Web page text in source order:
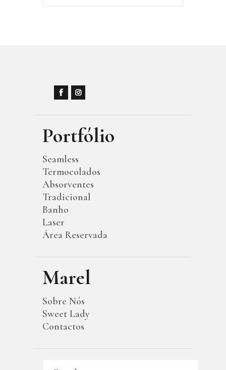
Portfólio
Seamless
Termocolados
Absorventes
Tradicional
Banho
Laser
Área Reservada
Marel
Sobre Nós
Sweet Lady
Contactos